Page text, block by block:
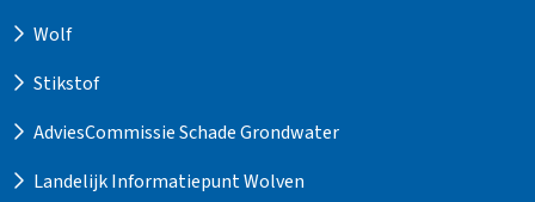
Wolf
Stikstof
AdviesCommissie Schade Grondwater
Landelijk Informatiepunt Wolven